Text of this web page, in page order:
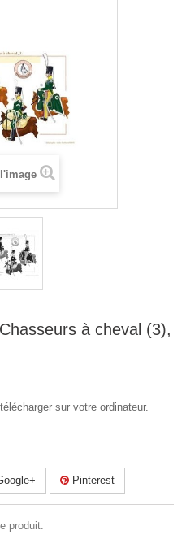
à cheval (3),
sur votre ordinateur.
Pinterest
produit.